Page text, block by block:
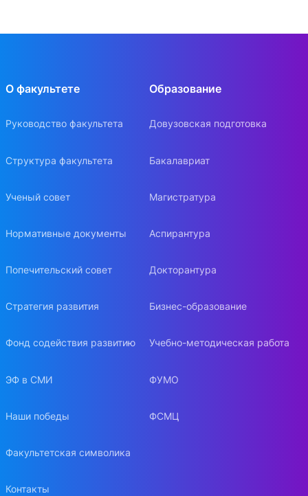
О факультете
Руководство факультета
Структура факультета
Ученый совет
Нормативные документы
Попечительский совет
Стратегия развития
Фонд содействия развитию
ЭФ в СМИ
Наши победы
Факультетская символика
Контакты
Образование
Довузовская подготовка
Бакалавриат
Магистратура
Аспирантура
Докторантура
Бизнес-образование
Учебно-методическая работа
ФУМО
ФСМЦ